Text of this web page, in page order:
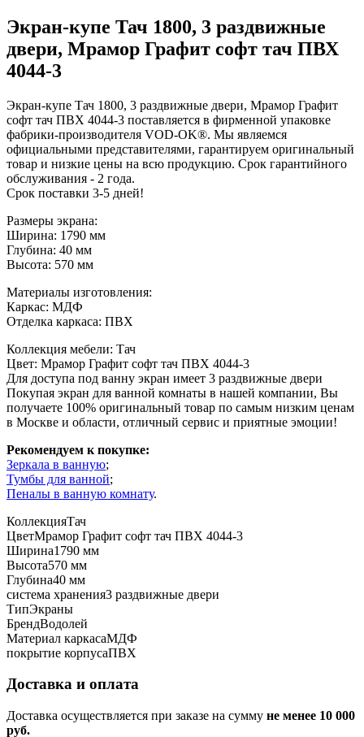
Экран-купе Тач 1800, 3 раздвижные
двери, Мрамор Графит софт тач ПВХ
4044-3
Экран-купе Тач 1800, 3 раздвижные двери, Мрамор Графит
софт тач ПВХ 4044-3 поставляется в фирменной упаковке
фабрики-производителя VOD-OK®. Мы являемся
официальными представителями, гарантируем оригинальный
товар и низкие цены на всю продукцию. Срок гарантийного
обслуживания - 2 года.
Срок поставки 3-5 дней!
Размеры экрана:
Ширина: 1790 мм
Глубина: 40 мм
Высота: 570 мм
Материалы изготовления:
Каркас: МДФ
Отделка каркаса: ПВХ
Коллекция мебели: Тач
Цвет: Мрамор Графит софт тач ПВХ 4044-3
Для доступа под ванну экран имеет 3 раздвижные двери
Покупая экран для ванной комнаты в нашей компании, Вы
получаете 100% оригинальный товар по самым низким ценам
в Москве и области, отличный сервис и приятные эмоции!
Рекомендуем к покупке:
Зеркала в ванную;
Тумбы для ванной;
Пеналы в ванную комнату.
КоллекцияТач
ЦветМрамор Графит софт тач ПВХ 4044-3
Ширина1790 мм
Высота570 мм
Глубина40 мм
система хранения3 раздвижные двери
ТипЭкраны
БрендВодолей
Материал каркасаМДФ
покрытие корпусаПВХ
Доставка и оплата
Доставка осуществляется при заказе на сумму не менее 10 000
руб.